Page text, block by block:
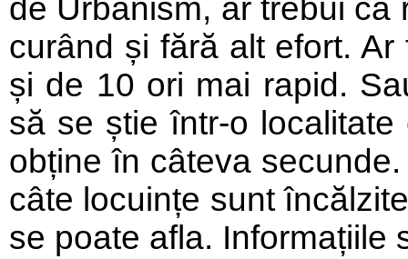
de Urbanism, ar trebui
curând și fără alt efort.
și de 10 ori mai rapid.
să se știe într-o
obține în câteva
câte locuințe sunt
se poate afla. Informațiile